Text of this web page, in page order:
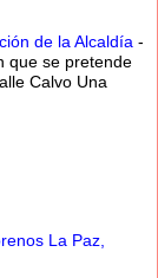
de la Alcaldía -
que se pretende
Calvo Una
La Paz,